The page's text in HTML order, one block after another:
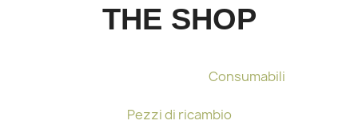
THE SHOP
Consumabili
Pezzi di ricambio